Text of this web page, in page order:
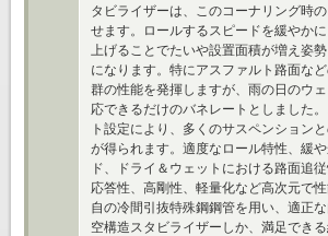
タビライザーは、このコーナリング時
せます。ロールするスピードを緩やか
上げることでたいや設置面積が増え姿
になります。特にアスファルト路面な
群の性能を発揮しますが、雨の日のウ
応できるだけのバネレートとしました
ト設定により、多くのサスペンション
が得られます。適度なロール特性、緩
ド、ドライ＆ウェットにおける路面追
応答性、高剛性、軽量化など高次元で
自の冷間引抜特殊鋼鋼管を用い、適正
空構造スタビライザーしか、満足でき